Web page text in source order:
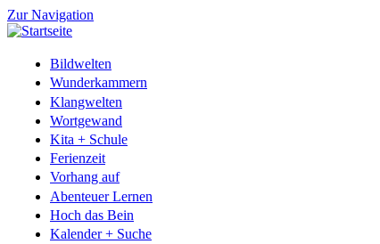
Zur Navigation
Bildwelten
Wunderkammern
Klangwelten
Wortgewand
Kita + Schule
Ferienzeit
Vorhang auf
Abenteuer Lernen
Hoch das Bein
Kalender + Suche